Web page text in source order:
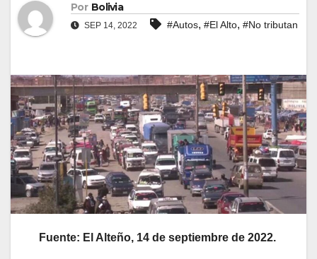
Por Bolivia
SEP 14, 2022 #Autos, #El Alto, #No tributan
Fuente: El Alteño, 14 de septiembre de 2022.